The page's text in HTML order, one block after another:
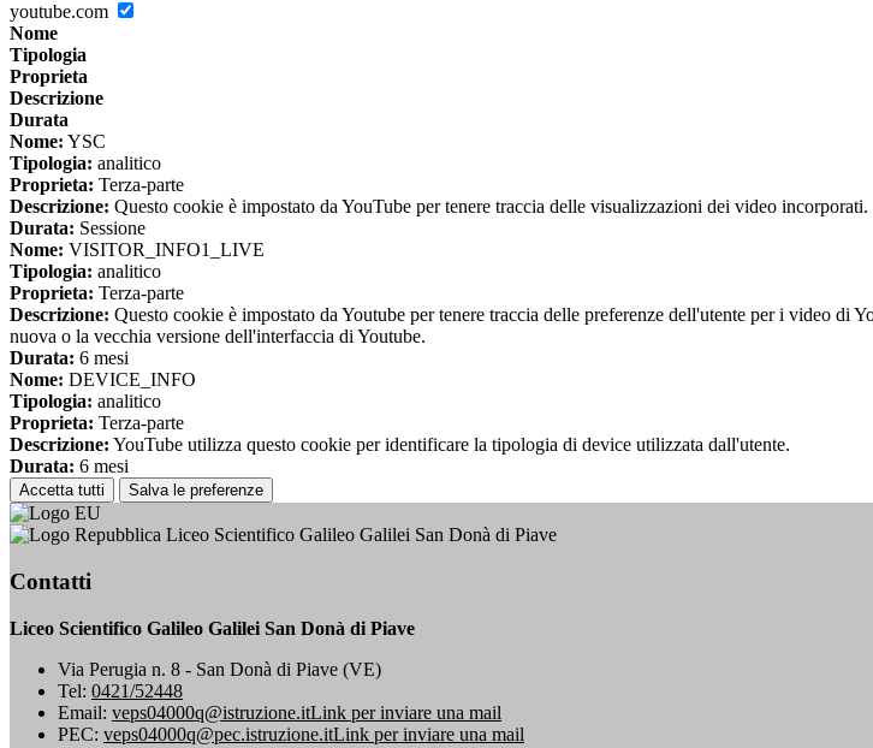
youtube.com
Nome
Tipologia
Proprieta
Descrizione
Durata
Nome: YSC
Tipologia: analitico
Proprieta: Terza-parte
Descrizione: Questo cookie è impostato da YouTube per tenere traccia delle visualizzazioni dei video incorporati.
Durata: Sessione
Nome: VISITOR_INFO1_LIVE
Tipologia: analitico
Proprieta: Terza-parte
Descrizione: Questo cookie è impostato da Youtube per tenere traccia delle preferenze dell'utente per i video
nuova o la vecchia versione dell'interfaccia di Youtube.
Durata: 6 mesi
Nome: DEVICE_INFO
Tipologia: analitico
Proprieta: Terza-parte
Descrizione: YouTube utilizza questo cookie per identificare la tipologia di device utilizzata dall'utente.
Durata: 6 mesi
Accetta tutti Salva le preferenze
Liceo Scientifico Galileo Galilei San Donà di Piave
Contatti
Liceo Scientifico Galileo Galilei San Donà di Piave
Via Perugia n. 8 - San Donà di Piave (VE)
Tel: 0421/52448
Email: veps04000q@istruzione.itLink per inviare una mail
PEC: veps04000q@pec.istruzione.itLink per inviare una mail